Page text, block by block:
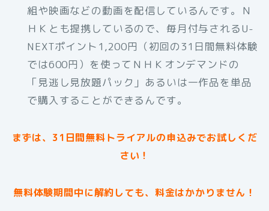
組や映画などの動画を配信しているんです。Ｎ
ＨＫとも提携しているので、毎月付与されるU-
NEXTポイント1,200円（初回の31日間無料体験
では600円）を使ってＮＨＫオンデマンドの
「見逃し見放題パック」あるいは一作品を単品
で購入することができるんです。
まずは、31日間無料トライアルの申込みでお試しくだ
さい！
無料体験期間中に解約しても、料金はかかりません！